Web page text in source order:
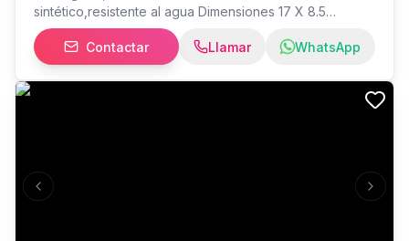
sintético,resistente al agua Dimensiones 17 X 8.5
centímetros Medida universal se adapta al tamaño de
los celulares de moda Depósitos para billetes y tarjetas
Solamente entrego sábados y domingos en San
salvador y alrededores
Contactar Llamar WhatsApp
Previous slide Next